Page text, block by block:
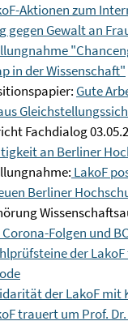
Aktionen zum
gegen Gewalt an
in der Wissenschaft"
Gute
Fachdialog
an Berliner
LakoF
Berliner
Folgen und
der
der LakoF mit
trauert um Prof.